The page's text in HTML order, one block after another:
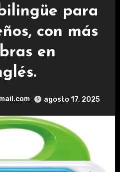
para
con más
en
agosto 17, 2025